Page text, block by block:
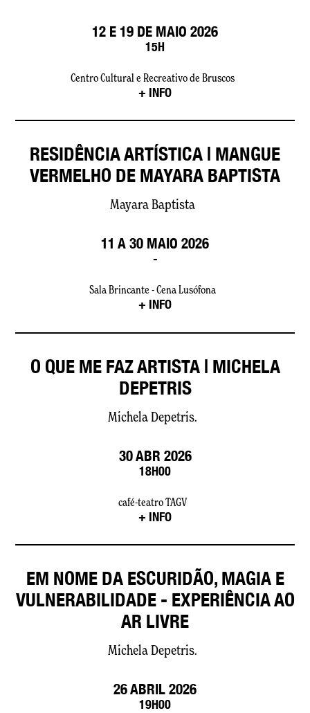
12 E 19 DE MAIO 2026
15H
Centro Cultural e Recreativo de Bruscos
+ INFO
RESIDÊNCIA ARTÍSTICA | MANGUE
VERMELHO DE MAYARA BAPTISTA
Mayara Baptista
11 A 30 MAIO 2026
-
Sala Brincante - Cena Lusófona
+ INFO
O QUE ME FAZ ARTISTA | MICHELA
DEPETRIS
Michela Depetris.
30 ABR 2026
18H00
café-teatro TAGV
+ INFO
EM NOME DA ESCURIDÃO, MAGIA E
VULNERABILIDADE - EXPERIÊNCIA AO
AR LIVRE
Michela Depetris.
26 ABRIL 2026
19H00